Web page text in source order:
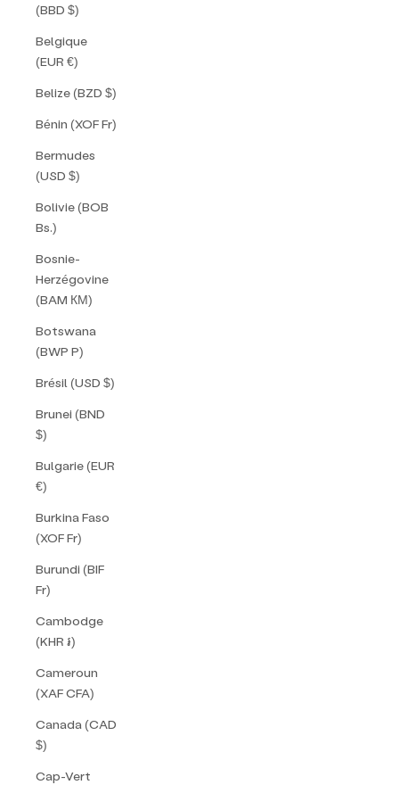
(BBD $)
Belgique
(EUR €)
Belize (BZD $)
Bénin (XOF Fr)
Bermudes
(USD $)
Bolivie (BOB
Bs.)
Bosnie-
Herzégovine
(BAM КМ)
Botswana
(BWP P)
Brésil (USD $)
Brunei (BND
$)
Bulgarie (EUR
€)
Burkina Faso
(XOF Fr)
Burundi (BIF
Fr)
Cambodge
(KHR ៛)
Cameroun
(XAF CFA)
Canada (CAD
$)
Cap-Vert